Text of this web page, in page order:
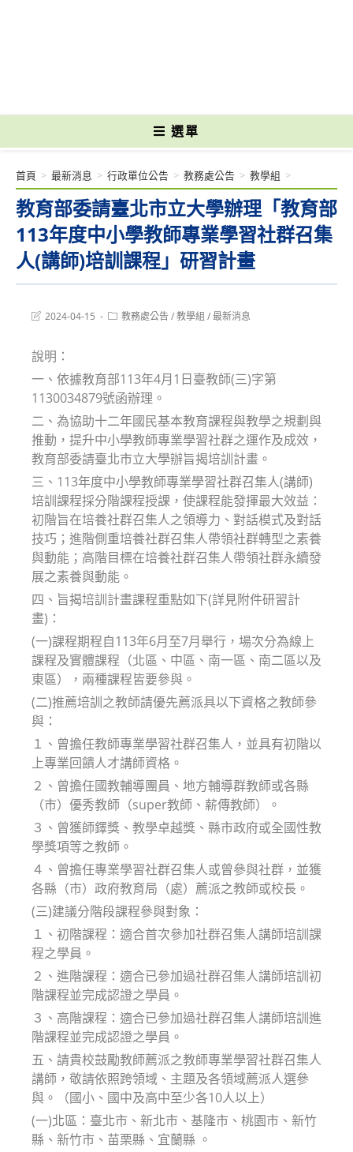
選單
教育部委請臺北市立大學辦理「教育部
113年度中小學教師專業學習社群召集
人(講師)培訓課程」研習計畫
首頁 > 最新消息 > 行政單位公告 > 教務處公告 > 教學組 >
Post2024-04-15
Post教務處公告/教學組 /最新消息
說明：
一、依據教育部113年4月1日臺教師(三)字第
1130034879號函辦理。
二、為協助十二年國民基本教育課程與教學之規劃與
推動，提升中小學教師專業學習社群之運作及成效，
教育部委請臺北市立大學辦旨揭培訓計畫。
三、113年度中小學教師專業學習社群召集人(講師)
培訓課程採分階課程授課，使課程能發揮最大效益：
初階旨在培養社群召集人之領導力、對話模式及對話
技巧；進階側重培養社群召集人帶領社群轉型之素養
與動能；高階目標在培養社群召集人帶領社群永續發
展之素養與動能。
四、旨揭培訓計畫課程重點如下(詳見附件研習計
畫)：
(一)課程期程自113年6月至7月舉行，場次分為線上
課程及實體課程（北區、中區、南一區、南二區以及
東區），兩種課程皆要參與。
(二)推薦培訓之教師請優先薦派具以下資格之教師參
與：
１、曾擔任教師專業學習社群召集人，並具有初階以
上專業回饋人才講師資格。
２、曾擔任國教輔導團員、地方輔導群教師或各縣
（市）優秀教師（super教師、薪傳教師）。
３、曾獲師鐸獎、教學卓越獎、縣市政府或全國性教
學獎項等之教師。
４、曾擔任專業學習社群召集人或曾參與社群，並獲
各縣（市）政府教育局（處）薦派之教師或校長。
(三)建議分階段課程參與對象：
１、初階課程：適合首次參加社群召集人講師培訓課
程之學員。
２、進階課程：適合已參加過社群召集人講師培訓初
階課程並完成認證之學員。
３、高階課程：適合已參加過社群召集人講師培訓進
階課程並完成認證之學員。
五、請貴校鼓勵教師薦派之教師專業學習社群召集人
講師，敬請依照跨領域、主題及各領域薦派人選參
與。（國小、國中及高中至少各10人以上）
(一)北區：臺北市、新北市、基隆市、桃園市、新竹
縣、新竹市、苗栗縣、宜蘭縣 。